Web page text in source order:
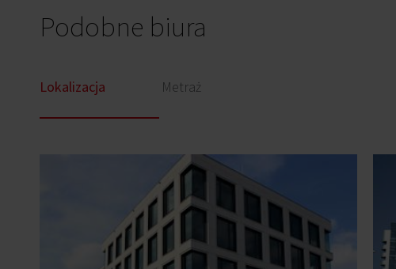
Podobne biura
Lokalizacja Metraż